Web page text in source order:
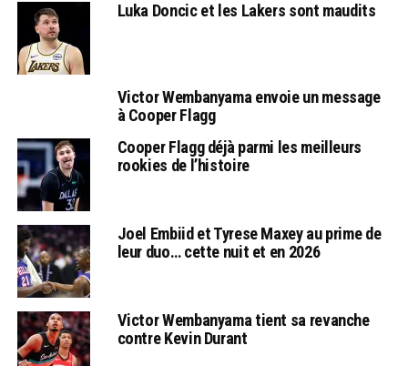
Luka Doncic et les Lakers sont maudits
Victor Wembanyama envoie un message
à Cooper Flagg
Cooper Flagg déjà parmi les meilleurs
rookies de l’histoire
Joel Embiid et Tyrese Maxey au prime de
leur duo… cette nuit et en 2026
Victor Wembanyama tient sa revanche
contre Kevin Durant